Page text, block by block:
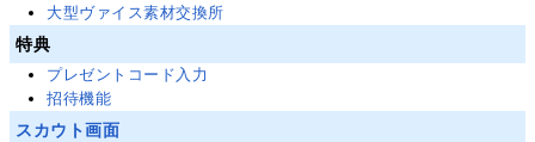
大型ヴァイス素材交換所
特典
プレゼントコード入力
招待機能
スカウト画面